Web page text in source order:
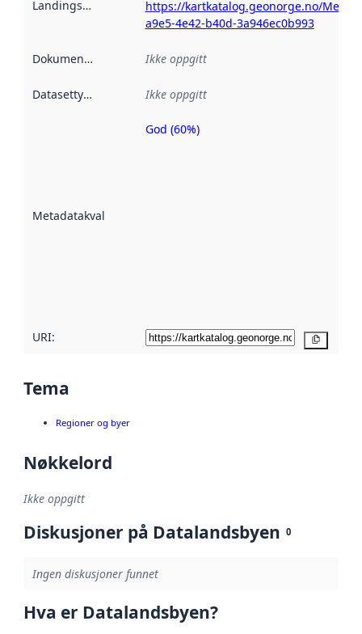
Landingsside
https://kartkatalog.geonorge.no/
a9e5-4e42-b40d-3a946ec0b993
Dokumentasjon Ikke oppgitt
Datasettype Ikke oppgitt
Metadatakvalitet
Metadatakvalitet
God (60%)
URI:
Tema
Regioner og byer
Nøkkelord
Ikke oppgitt
Diskusjoner på Datalandsbyen 0
Ingen diskusjoner funnet
Hva er Datalandsbyen?